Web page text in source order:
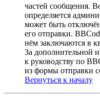
частей сообщения.
определяется
может быть
его отправки.
нём заключаются в
За дополнительной
к руководству по
из формы отправки
Вернуться к началу